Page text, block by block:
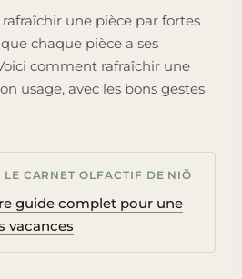
une pièce par fortes
chaque pièce a ses
comment rafraîchir une
usage, avec les bons gestes
LE CARNET OLFACTIF DE NIÕ
guide complet pour une
vacances